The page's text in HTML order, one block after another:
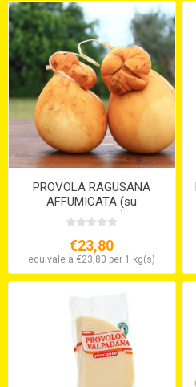
PROVOLA RAGUSANA
AFFUMICATA (su
ordinazione)
€23,80
equivale a €23,80 per 1 kg(s)